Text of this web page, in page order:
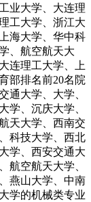
业大学、大连理
工大学、浙江大
海大学、华中科
、航空航天大
连理工大学、上
部排名前20名院
通大学、大学、
学、沉庆大学、
天大学、西南交
科技大学、西北
学、西安交通大
航空航天大学、
燕山大学、中南
学的机械类专业